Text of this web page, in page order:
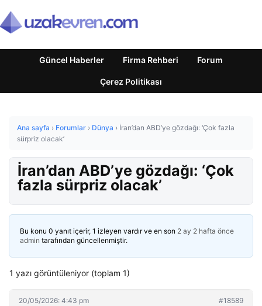
Güncel Haberler Firma Rehberi Forum
Çerez Politikası
Ana sayfa › Forumlar › Dünya › İran’dan ABD’ye gözdağı: ‘Çok fazla
sürpriz olacak’
İran’dan ABD’ye gözdağı: ‘Çok
fazla sürpriz olacak’
Bu konu 0 yanıt içerir, 1 izleyen vardır ve en son 2 ay 2 hafta önce
admin tarafından güncellenmiştir.
1 yazı görüntüleniyor (toplam 1)
20/05/2026: 4:43 pm #18589